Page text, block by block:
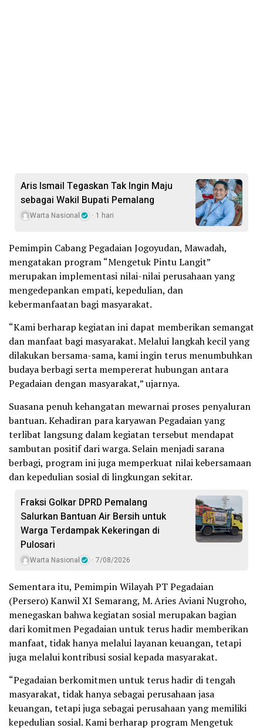
Aris Ismail Tegaskan Tak Ingin Maju
sebagai Wakil Bupati Pemalang
Warta Nasional 1 hari
Pemimpin Cabang Pegadaian Jogoyudan, Mawadah,
mengatakan program “Mengetuk Pintu Langit”
merupakan implementasi nilai-nilai perusahaan yang
mengedepankan empati, kepedulian, dan
kebermanfaatan bagi masyarakat.
“Kami berharap kegiatan ini dapat memberikan semangat
dan manfaat bagi masyarakat. Melalui langkah kecil yang
dilakukan bersama-sama, kami ingin terus menumbuhkan
budaya berbagi serta mempererat hubungan antara
Pegadaian dengan masyarakat,” ujarnya.
Suasana penuh kehangatan mewarnai proses penyaluran
bantuan. Kehadiran para karyawan Pegadaian yang
terlibat langsung dalam kegiatan tersebut mendapat
sambutan positif dari warga. Selain menjadi sarana
berbagi, program ini juga memperkuat nilai kebersamaan
dan kepedulian sosial di lingkungan sekitar.
Fraksi Golkar DPRD Pemalang
Salurkan Bantuan Air Bersih untuk
Warga Terdampak Kekeringan di
Pulosari
Warta Nasional 7/08/2026
Sementara itu, Pemimpin Wilayah PT Pegadaian
(Persero) Kanwil XI Semarang, M. Aries Aviani Nugroho,
menegaskan bahwa kegiatan sosial merupakan bagian
dari komitmen Pegadaian untuk terus hadir memberikan
manfaat, tidak hanya melalui layanan keuangan, tetapi
juga melalui kontribusi sosial kepada masyarakat.
“Pegadaian berkomitmen untuk terus hadir di tengah
masyarakat, tidak hanya sebagai perusahaan jasa
keuangan, tetapi juga sebagai perusahaan yang memiliki
kepedulian sosial. Kami berharap program Mengetuk